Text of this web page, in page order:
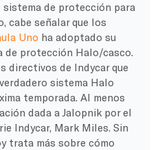
de protección para
cabe señalar que los
Uno ha adoptado su
de protección Halo/casco.
directivos de Indycar que
sistema Halo
temporada. Al menos
dada a Jalopnik por el
Indycar, Mark Miles. Sin
trata más sobre cómo